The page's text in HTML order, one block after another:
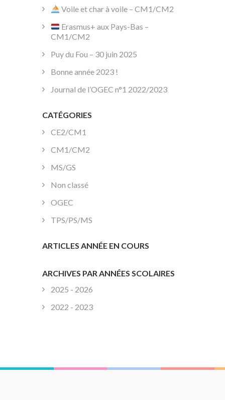
Voile et char à voile – CM1/CM2
Erasmus+ aux Pays-Bas –
CM1/CM2
Puy du Fou – 30 juin 2025
Bonne année 2023 !
Journal de l’OGEC n°1 2022/2023
CATÉGORIES
CE2/CM1
CM1/CM2
MS/GS
Non classé
OGEC
TPS/PS/MS
ARTICLES ANNÉE EN COURS
ARCHIVES PAR ANNÉES SCOLAIRES
2025 - 2026
2022 - 2023